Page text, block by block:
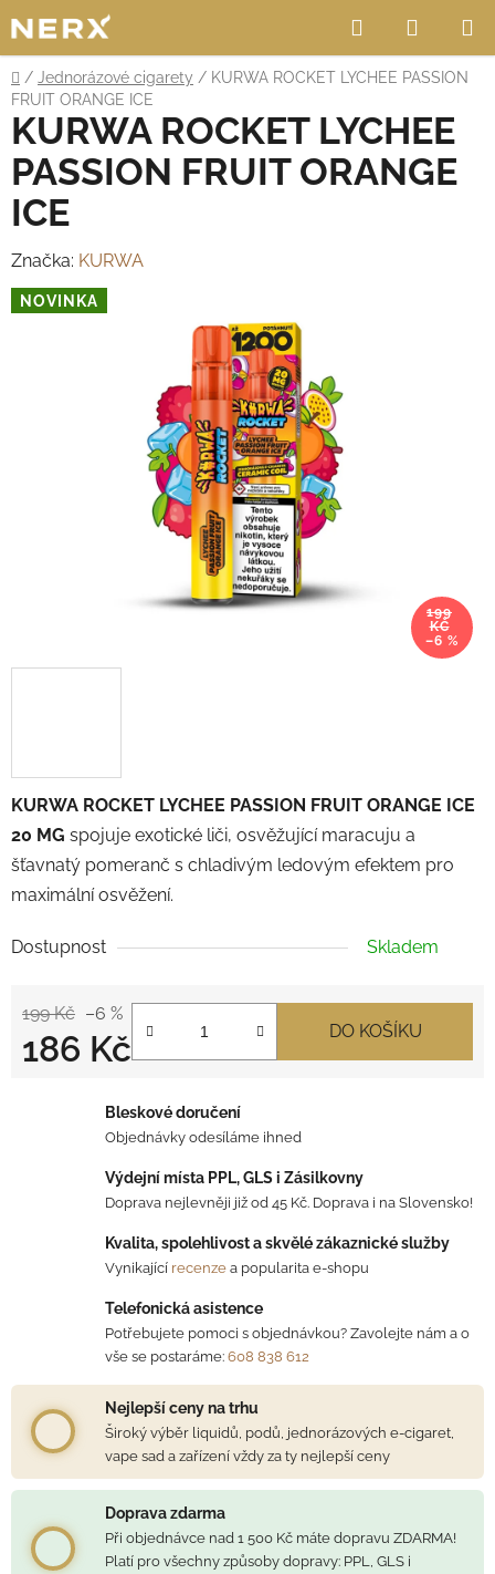
na
obsah
Hledat
KOŠÍK
Domů
/ Jednorázové cigarety / KURWA ROCKET LYCHEE PASSION
FRUIT ORANGE ICE
KURWA ROCKET LYCHEE PASSION FRUIT ORANGE ICE
20 MG spojuje exotické liči, osvěžující maracuju a
šťavnatý pomeranč s chladivým ledovým efektem pro
maximální osvěžení.
Dostupnost Skladem
199 Kč –6 %
186 Kč DO KOŠÍKU
KURWA ROCKET LYCHEE
PASSION FRUIT ORANGE
ICE
Značka: KURWA
NOVINKA
199
KČ
–6 %
Bleskové doručení
Objednávky odesíláme ihned
Výdejní místa PPL, GLS i Zásilkovny
Doprava nejlevněji již od 45 Kč. Doprava i na Slovensko!
Kvalita, spolehlivost a skvělé zákaznické služby
Vynikající recenze a popularita e-shopu
Telefonická asistence
Potřebujete pomoci s objednávkou? Zavolejte nám a o
vše se postaráme: 608 838 612
Nejlepší ceny na trhu
Široký výběr liquidů, podů, jednorázových e-cigaret,
vape sad a zařízení vždy za ty nejlepší ceny
Doprava zdarma
Při objednávce nad 1 500 Kč máte dopravu ZDARMA!
Platí pro všechny způsoby dopravy: PPL, GLS i